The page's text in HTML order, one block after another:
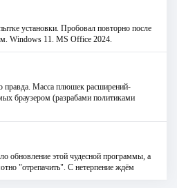
установки. Пробовал повторно после
Windows 11. MS Offiсe 2024.
Масса плюшек расширений-
браузером (разрабами политиками
обновление этой чудесной программы, а
"отрепачить". С нетерпение ждём